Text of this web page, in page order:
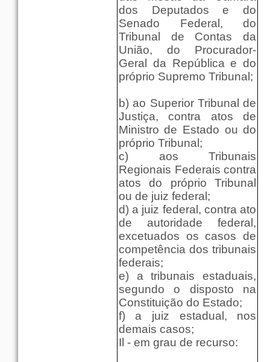
dos Deputados e do
Senado Federal, do
Tribunal de Contas da
União, do Procurador-
Geral da República e do
próprio Supremo Tribunal;
b) ao Superior Tribunal de
Justiça, contra atos de
Ministro de Estado ou do
próprio Tribunal;
c) aos Tribunais
Regionais Federais contra
atos do próprio Tribunal
ou de juiz federal;
d) a juiz federal, contra ato
de autoridade federal,
excetuados os casos de
competência dos tribunais
federais;
e) a tribunais estaduais,
segundo o disposto na
Constituição do Estado;
f) a juiz estadual, nos
demais casos;
Il - em grau de recurso: